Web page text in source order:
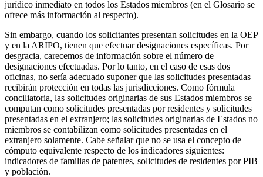
jurídico inmediato en todos los Estados miembros (en el Glosario se
ofrece más información al respecto).
Sin embargo, cuando los solicitantes presentan solicitudes en la OEP
y en la ARIPO, tienen que efectuar designaciones específicas. Por
desgracia, carecemos de información sobre el número de
designaciones efectuadas. Por lo tanto, en el caso de esas dos
oficinas, no sería adecuado suponer que las solicitudes presentadas
recibirán protección en todas las jurisdicciones. Como fórmula
conciliatoria, las solicitudes originarias de sus Estados miembros se
computan como solicitudes presentadas por residentes y solicitudes
presentadas en el extranjero; las solicitudes originarias de Estados no
miembros se contabilizan como solicitudes presentadas en el
extranjero solamente. Cabe señalar que no se usa el concepto de
cómputo equivalente respecto de los indicadores siguientes:
indicadores de familias de patentes, solicitudes de residentes por PIB
y población.